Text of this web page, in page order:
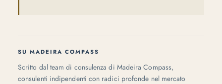
SU MADEIRA COMPASS
Scritto dal team di consulenza di Madeira Compass,
consulenti indipendenti con radici profonde nel mercato